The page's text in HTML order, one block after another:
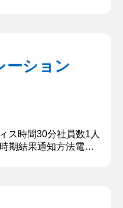
始める前に一度食べ
美味しさに感激して
ーション
ス時間30分社員数1人
期結果通知方法電話